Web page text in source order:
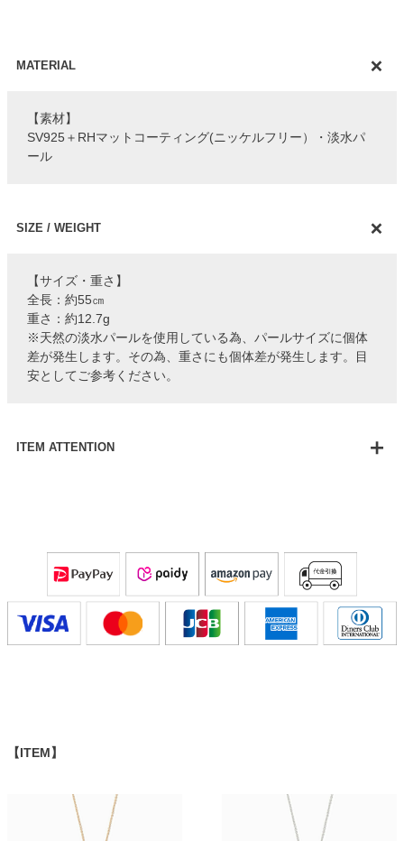
MATERIAL
【素材】
SV925＋RHマットコーティング(ニッケルフリー）・淡水パ
ール
SIZE / WEIGHT
【サイズ・重さ】
全長：約55㎝
重さ：約12.7g
※天然の淡水パールを使用している為、パールサイズに個体
差が発生します。その為、重さにも個体差が発生します。目
安としてご参考ください。
ITEM ATTENTION
【ITEM】